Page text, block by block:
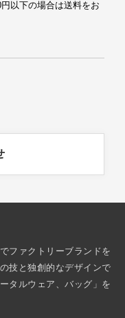
以下の場合は送料をお
ファクトリーブランドを
技と独創的なデザインで
タルウェア、バッグ」を